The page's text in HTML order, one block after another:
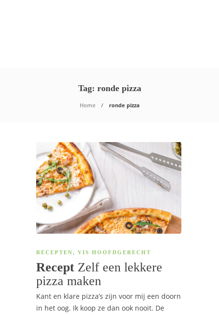
Tag: ronde pizza
Home ronde pizza
RECEPTEN, VIS HOOFDGERECHT
Recept Zelf een lekkere
pizza maken
Kant en klare pizza’s zijn voor mij een doorn
in het oog. Ik koop ze dan ook nooit. De